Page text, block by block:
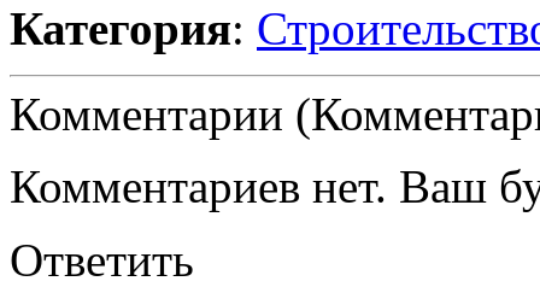
Категория:
Комментарии
Комментариев нет. Ваш
Ответить